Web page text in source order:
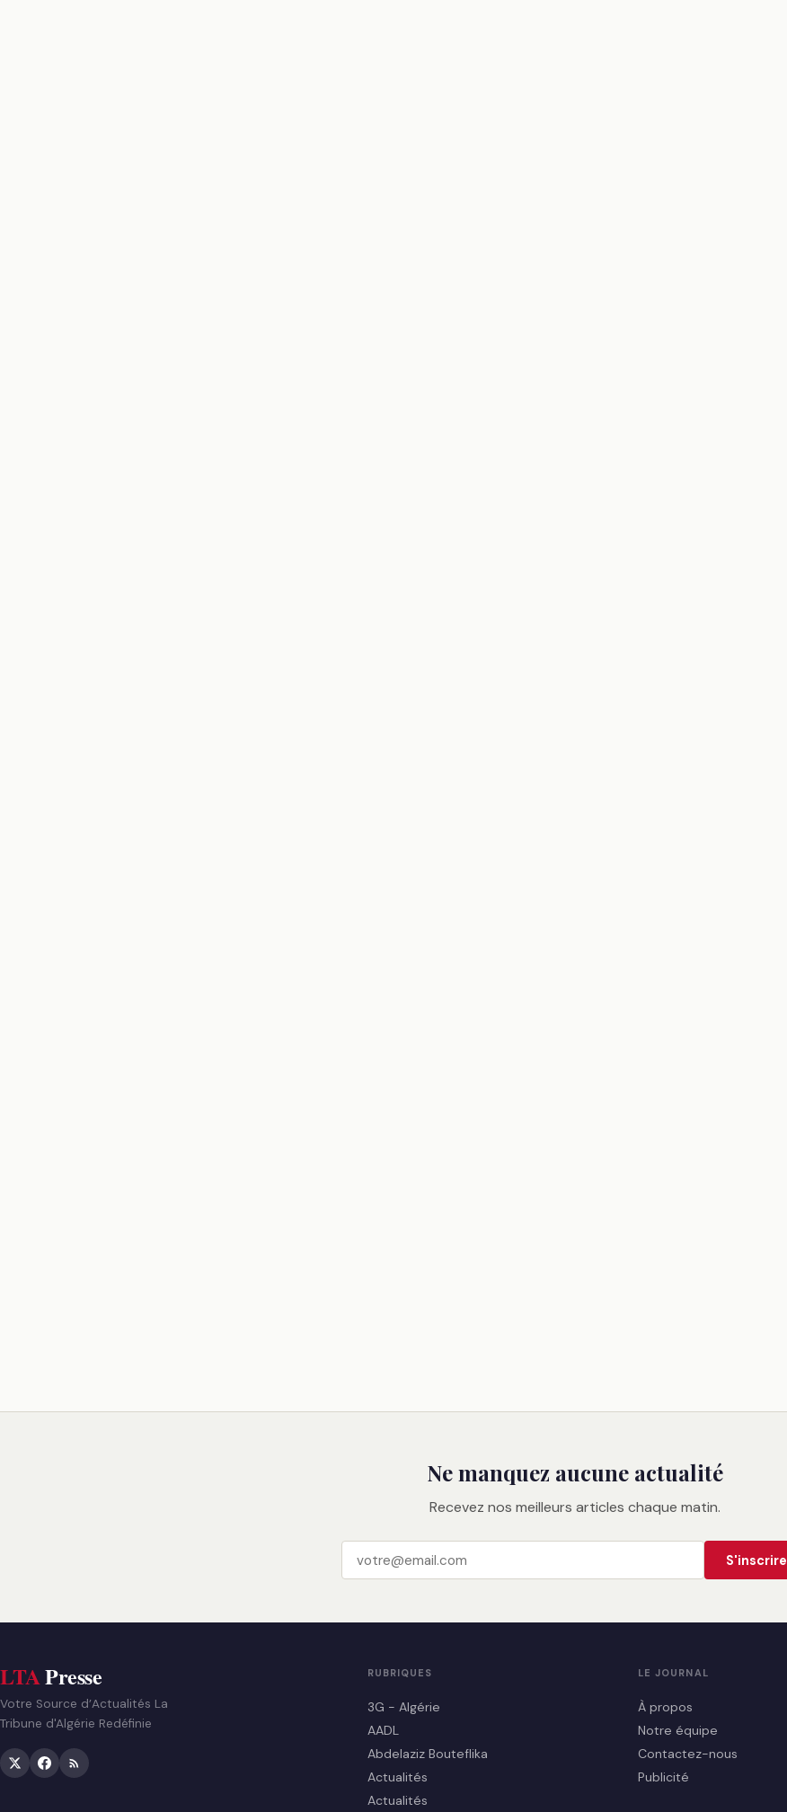
Ne manquez aucune actualité
Recevez nos meilleurs articles chaque matin.
S'inscrire
LTAPresse
Votre Source d’Actualités La
Tribune d'Algérie Redéfinie
RUBRIQUES
3G - Algérie
AADL
Abdelaziz Bouteflika
Actualités
Actualités
LE JOURNAL
À propos
Notre équipe
Contactez-nous
Publicité